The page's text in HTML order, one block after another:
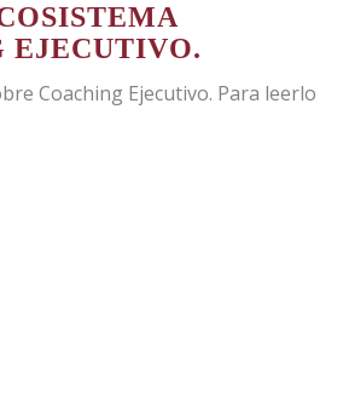
EJECUTIVO.
Coaching Ejecutivo. Para leerlo